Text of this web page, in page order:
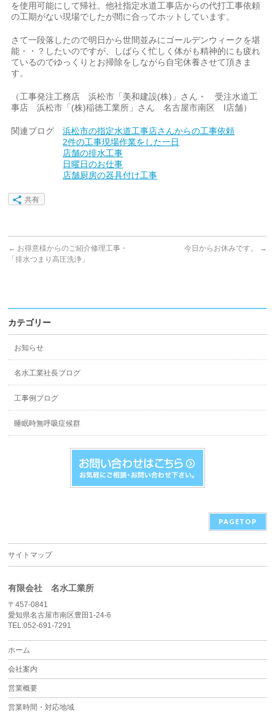
を使用可能にして帰社。他社指定水道工事店からの代打工事依頼
の工期がない現場でしたが間に合ってホットしています。
さて一段落したので明日から世間並みにゴールデンウィークを堪
能・・？したいのですが、しばらく忙しく体がも精神的にも疲れ
ているのでゆっくりとお掃除をしながら自宅休養させて頂きま
す。
（工事発注工務店 浜松市「美和建設(株)」さん・ 受注水道工
事店 浜松市「(株)稲徳工業所」さん 名古屋市南区 I店舗）
関連ブログ浜松市の指定水道工事店さんからの工事依頼
2件の工事現場作業をした一日
店舗の排水工事
日曜日のお仕事
店舗厨房の器具付け工事
共有
← お得意様からのご紹介修理工事・
「排水つまり高圧洗浄」
今日からお休みです。 →
カテゴリー
お知らせ
名水工業社長ブログ
工事例ブログ
睡眠時無呼吸症候群
PAGETOP
サイトマップ
有限会社 名水工業所
〒457-0841
愛知県名古屋市南区豊田1-24-6
TEL:052-691-7291
ホーム
会社案内
営業概要
営業時間・対応地域